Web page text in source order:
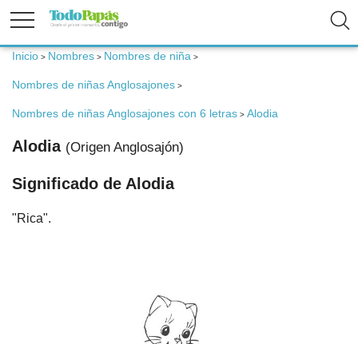
Fertilidad
Embarazo
Bebé
Inicio > Nombres > Nombres de niña >
Nombres de niñas Anglosajones >
Nombres de niñas Anglosajones con 6 letras > Alodia
Alodia (Origen Anglosajón)
Significado de Alodia
"Rica".